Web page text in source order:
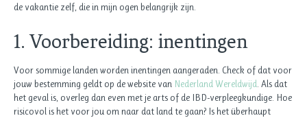
de vakantie zelf, die in mijn ogen belangrijk zijn.
1. Voorbereiding: inentingen
Voor sommige landen worden inentingen aangeraden. Check of dat voor
jouw bestemming geldt op de website van Nederland Wereldwijd. Als dat
het geval is, overleg dan even met je arts of de IBD-verpleegkundige. Hoe
risicovol is het voor jou om naar dat land te gaan? Is het überhaupt